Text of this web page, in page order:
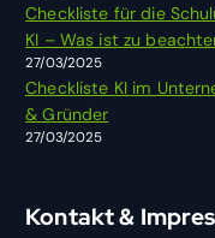
Checkliste für die
KI – Was ist zu
27/03/2025
Checkliste KI im
& Gründer
27/03/2025
Kontakt &